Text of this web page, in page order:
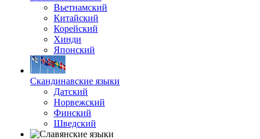
Вьетнамский
Китайский
Корейский
Хинди
Японский
Скандинавские языки
Датский
Норвежский
Финский
Шведский